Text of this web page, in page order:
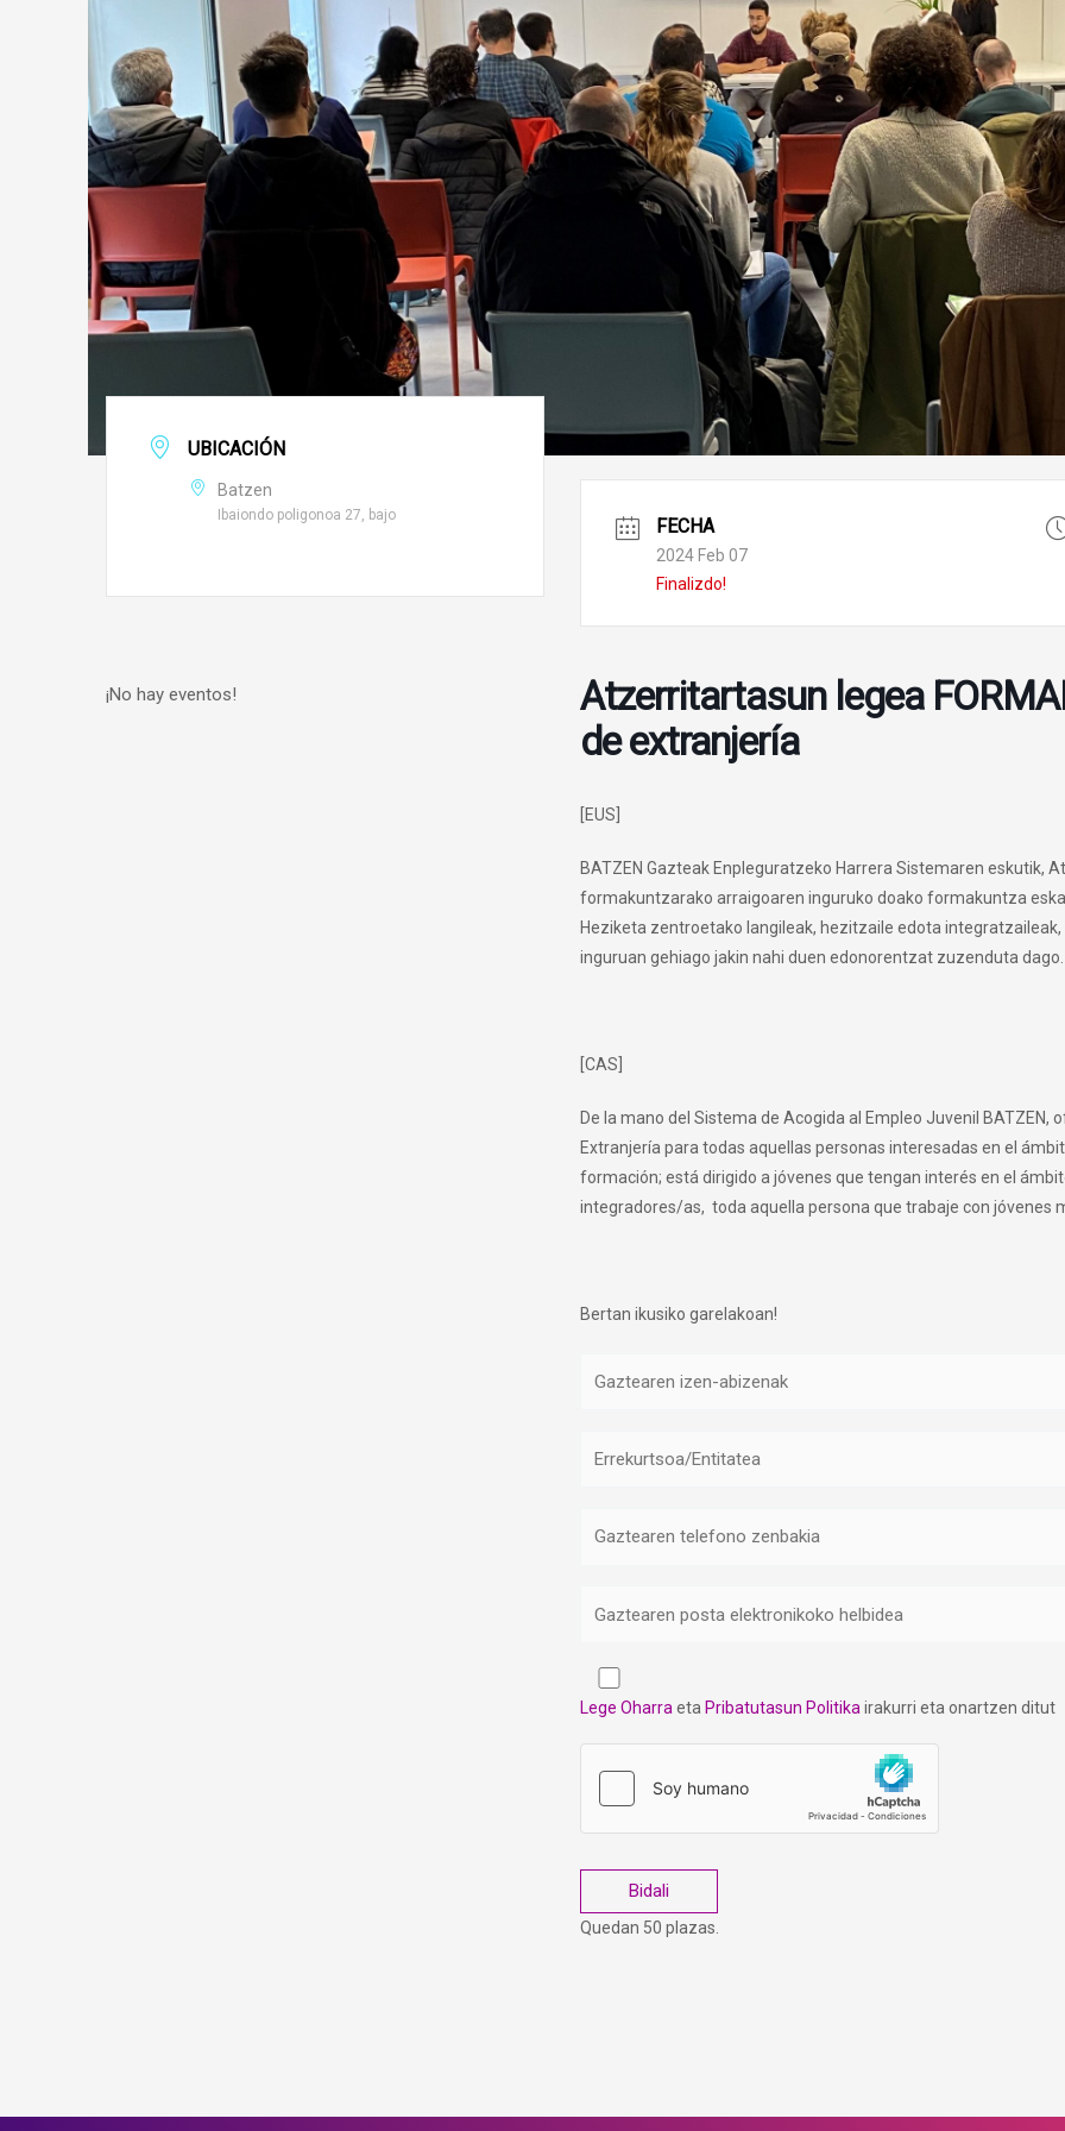
UBICACIÓN
Batzen
Ibaiondo poligonoa 27, bajo
¡No hay eventos!
FECHA
2024 Feb 07
Finalizdo!
Atzerritartasun legea
de extranjería
[EUS]
BATZEN Gazteak Enpleguratzeko Harrera Sistemaren eskutik,
formakuntzarako arraigoaren inguruko doako formakuntza
Heziketa zentroetako langileak, hezitzaile edota
inguruan gehiago jakin nahi duen edonorentzat zuzenduta dago.
[CAS]
De la mano del Sistema de Acogida al Empleo Juvenil
Extranjería para todas aquellas personas interesadas en el
formación; está dirigido a jóvenes que tengan interés en el
integradores/as, toda aquella persona que trabaje con jóvenes
Bertan ikusiko garelakoan!
Lege Oharra eta Pribatutasun Politika irakurri eta onartzen ditut
Quedan 50 plazas.